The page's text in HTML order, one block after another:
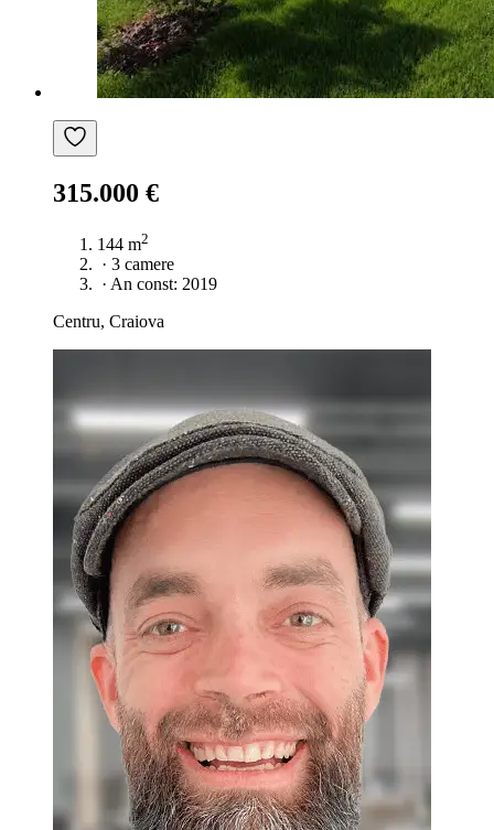
315.000 €
144 m2
· 3 camere
· An const: 2019
Centru, Craiova